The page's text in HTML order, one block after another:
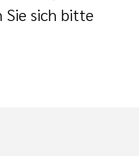
Sie sich bitte